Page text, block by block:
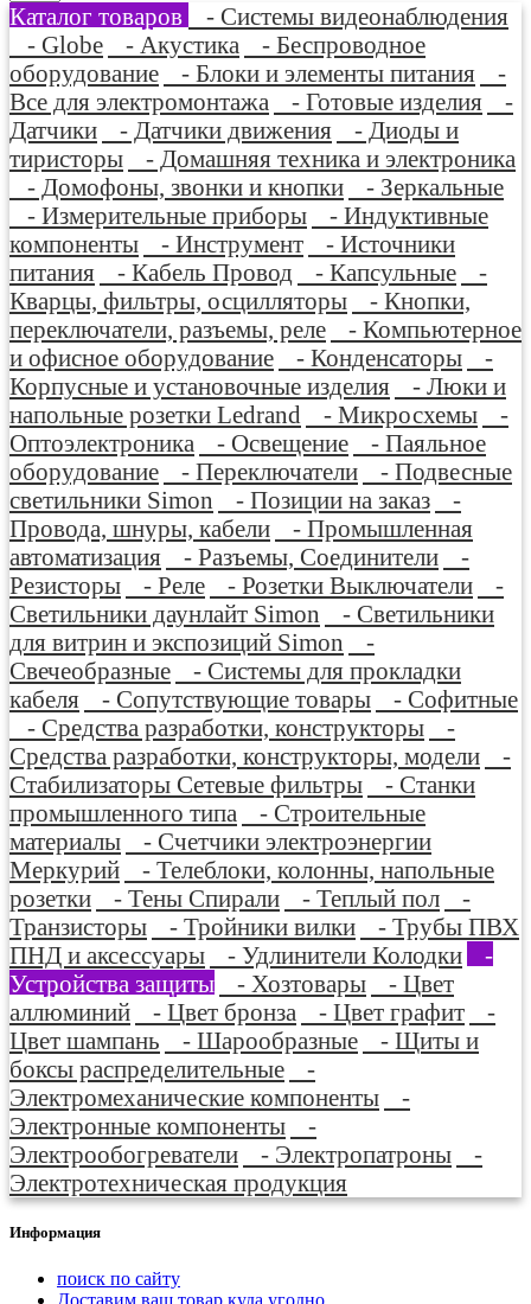
Каталог товаров
- Системы видеонаблюдения
- Globe
- Акустика
- Беспроводное
оборудование
- Блоки и элементы питания
-
Все для электромонтажа
- Готовые изделия
-
Датчики
- Датчики движения
- Диоды и
тиристоры
- Домашняя техника и электроника
- Домофоны, звонки и кнопки
- Зеркальные
- Измерительные приборы
- Индуктивные
компоненты
- Инструмент
- Источники
питания
- Кабель Провод - Капсульные
-
Кварцы, фильтры, осцилляторы
- Кнопки,
переключатели, разъемы, реле
- Компьютерное
и офисное оборудование
- Конденсаторы
-
Корпусные и установочные изделия
- Люки и
напольные розетки Ledrand
- Микросхемы
-
Оптоэлектроника
- Освещение
- Паяльное
оборудование
- Переключатели
- Подвесные
светильники Simon
- Позиции на заказ
-
Провода, шнуры, кабели
- Промышленная
автоматизация
- Разъемы, Соединители
-
Резисторы
- Реле - Розетки Выключатели
-
Светильники даунлайт Simon
- Светильники
для витрин и экспозиций Simon
-
Свечеобразные
- Системы для прокладки
кабеля
- Сопутствующие товары
- Софитные
- Средства разработки, конструкторы
-
Средства разработки, конструкторы, модели
-
Стабилизаторы Сетевые фильтры
- Станки
промышленного типа
- Строительные
материалы
- Счетчики электроэнергии
Меркурий
- Телеблоки, колонны, напольные
розетки
- Тены Спирали - Теплый пол
-
Транзисторы
- Тройники вилки
- Трубы ПВХ
ПНД и аксессуары
- Удлинители Колодки
-
Устройства защиты
- Хозтовары
- Цвет
аллюминий
- Цвет бронза - Цвет графит
-
Цвет шампань
- Шарообразные
- Щиты и
боксы распределительные
-
Электромеханические компоненты
-
Электронные компоненты
-
Электрообогреватели
- Электропатроны
-
Электротехническая продукция
Информация
поиск по сайту
Доставим ваш товар куда угодно